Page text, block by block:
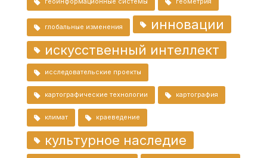
геоинформационные системы геометрия
глобальные изменения
инновации
искусственный интеллект
исследовательские проекты
картографические технологии картография
климат краеведение
культурное наследие